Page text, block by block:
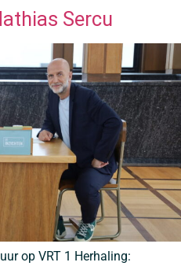
Sercu
op VRT 1 Herhaling: